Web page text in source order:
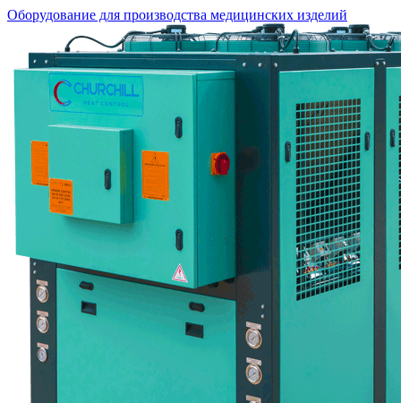
Оборудование для производства медицинских изделий